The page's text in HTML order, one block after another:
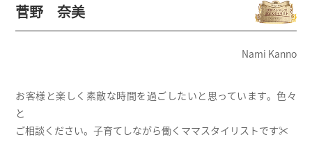
菅野 奈美
Nami Kanno
お客様と楽しく素敵な時間を過ごしたいと思っています。色々
と
ご相談ください。子育てしながら働くママスタイリストです✂︎